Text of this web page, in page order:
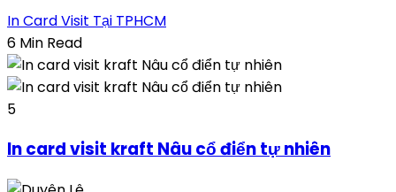
In Card Visit Tại TPHCM
6 Min Read
5
In card visit kraft Nâu cổ điển tự nhiên